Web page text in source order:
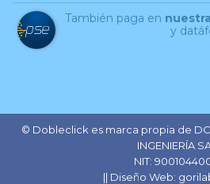
También paga en
y
© Dobleclick es marca propia de
INGENIERÍA
NIT:
|| Diseño Web: